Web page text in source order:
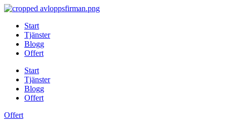
Skip
contentStart
Tjänster
Blogg
Offert
Start
Tjänster
Blogg
Offert
Offert